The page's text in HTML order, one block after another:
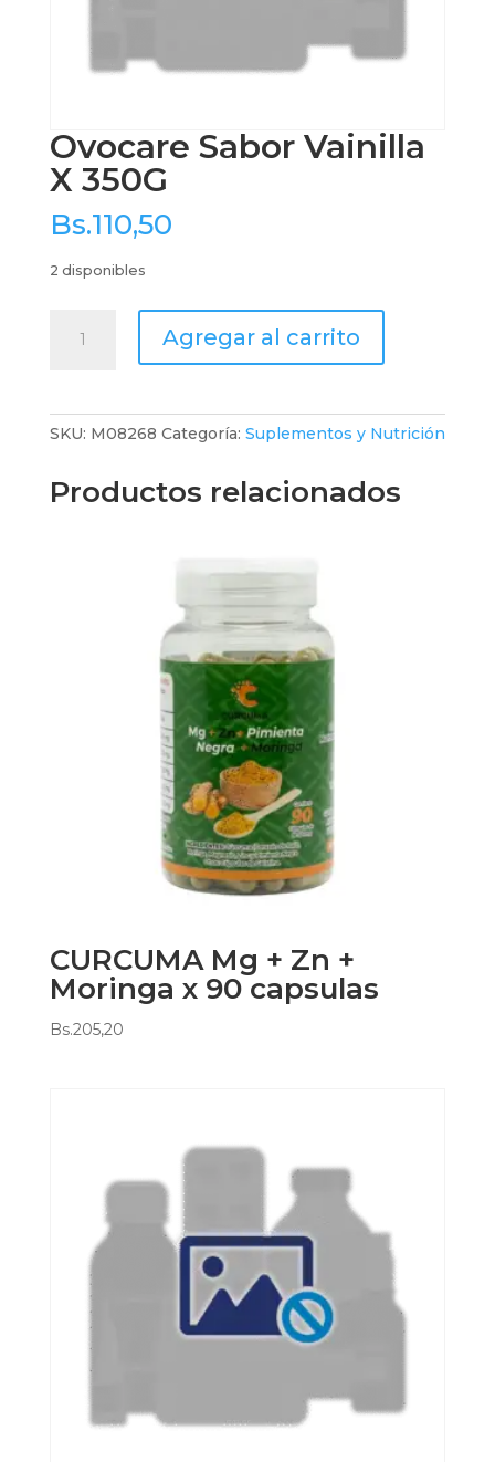
Ovocare Sabor Vainilla
X 350G
Bs.110,50
2 disponibles
Sabor
Agregar al carrito
SKU: M08268 Categoría: Suplementos y Nutrición
Productos relacionados
CURCUMA Mg + Zn +
Moringa x 90 capsulas
Bs.205,20